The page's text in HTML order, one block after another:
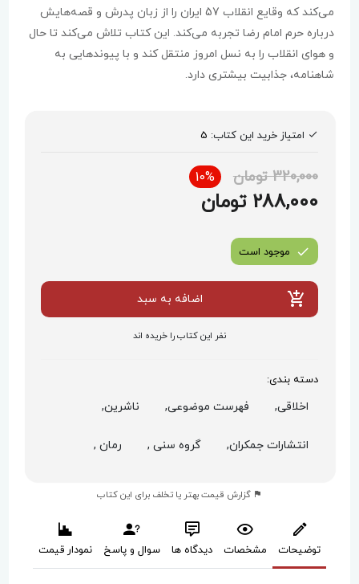
می‌کند که وقایع انقلاب 57 ایران را از زبان پدرش و قصه‌هایش
درباره حرم امام رضا تجربه می‌کند. این کتاب تلاش می‌کند تا حال
و هوای انقلاب را به نسل امروز منتقل کند و با پیوندهایی به
شاهنامه، جذابیت بیشتری دارد.
امتیاز خرید این کتاب: 5
320,000 تومان 10%
288,000 تومان
موجود است
اضافه به سبد
نفر این کتاب را خریده اند
دسته بندی:
اخلاقی, فهرست موضوعی, ناشرین,
انتشارات جمکران, گروه سنی , رمان ,
گزارش قیمت بهتر یا تخلف برای این کتاب
توضیحات مشخصات دیدگاه ها سوال و پاسخ نمودار قیمت